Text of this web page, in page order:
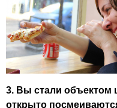
3. Вы стали объектом
открыто